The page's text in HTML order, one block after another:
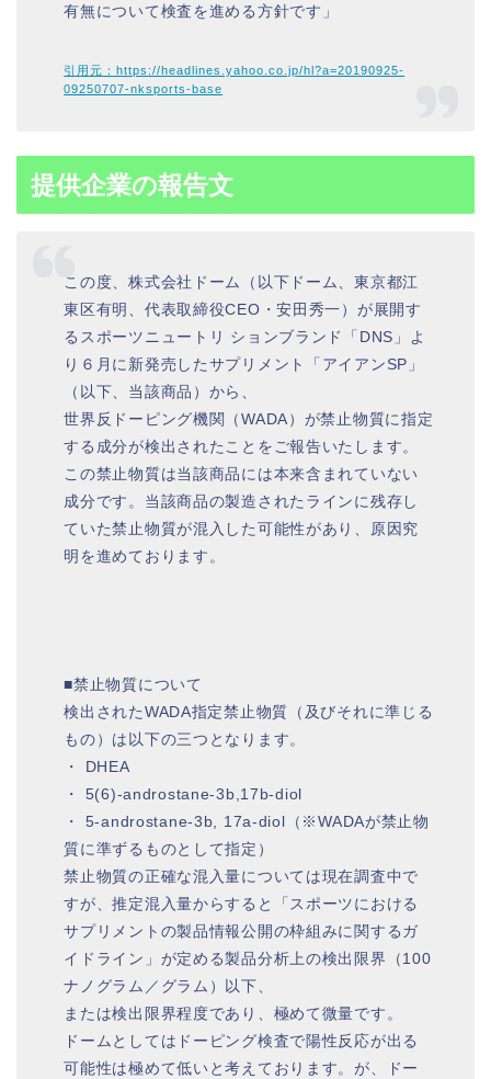
有無について検査を進める方針です」
引用元：https://headlines.yahoo.co.jp/hl?a=20190925-
09250707-nksports-base
提供企業の報告文
この度、株式会社ドーム（以下ドーム、東京都江
東区有明、代表取締役CEO・安田秀一）が展開す
るスポーツニュートリ ションブランド「DNS」よ
り６月に新発売したサプリメント「アイアンSP」
（以下、当該商品）から、
世界反ドーピング機関（WADA）が禁止物質に指定
する成分が検出されたことをご報告いたします。
この禁止物質は当該商品には本来含まれていない
成分です。当該商品の製造されたラインに残存し
ていた禁止物質が混入した可能性があり、原因究
明を進めております。
■禁止物質について
検出されたWADA指定禁止物質（及びそれに準じる
もの）は以下の三つとなります。
・ DHEA
・ 5(6)-androstane-3b,17b-diol
・ 5-androstane-3b, 17a-diol（※WADAが禁止物
質に準ずるものとして指定）
禁止物質の正確な混入量については現在調査中で
すが、推定混入量からすると「スポーツにおける
サプリメントの製品情報公開の枠組みに関するガ
イドライン」が定める製品分析上の検出限界（100
ナノグラム／グラム）以下、
または検出限界程度であり、極めて微量です。
ドームとしてはドーピング検査で陽性反応が出る
可能性は極めて低いと考えております。が、ドー